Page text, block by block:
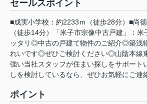
セールスポイント
■成実小学校：約2233ｍ（徒歩28分）■尚
（徒歩14分）「米子市宗像中古戸建」：
ッタリ◎中古の戸建て物件のご紹介◎築浅
れいです◎ぜひご検討ください◎山陰本線
強い当社スタッフが住まい探しをサポー
しを検討しているなら、ぜひお気軽にご連
ポイント